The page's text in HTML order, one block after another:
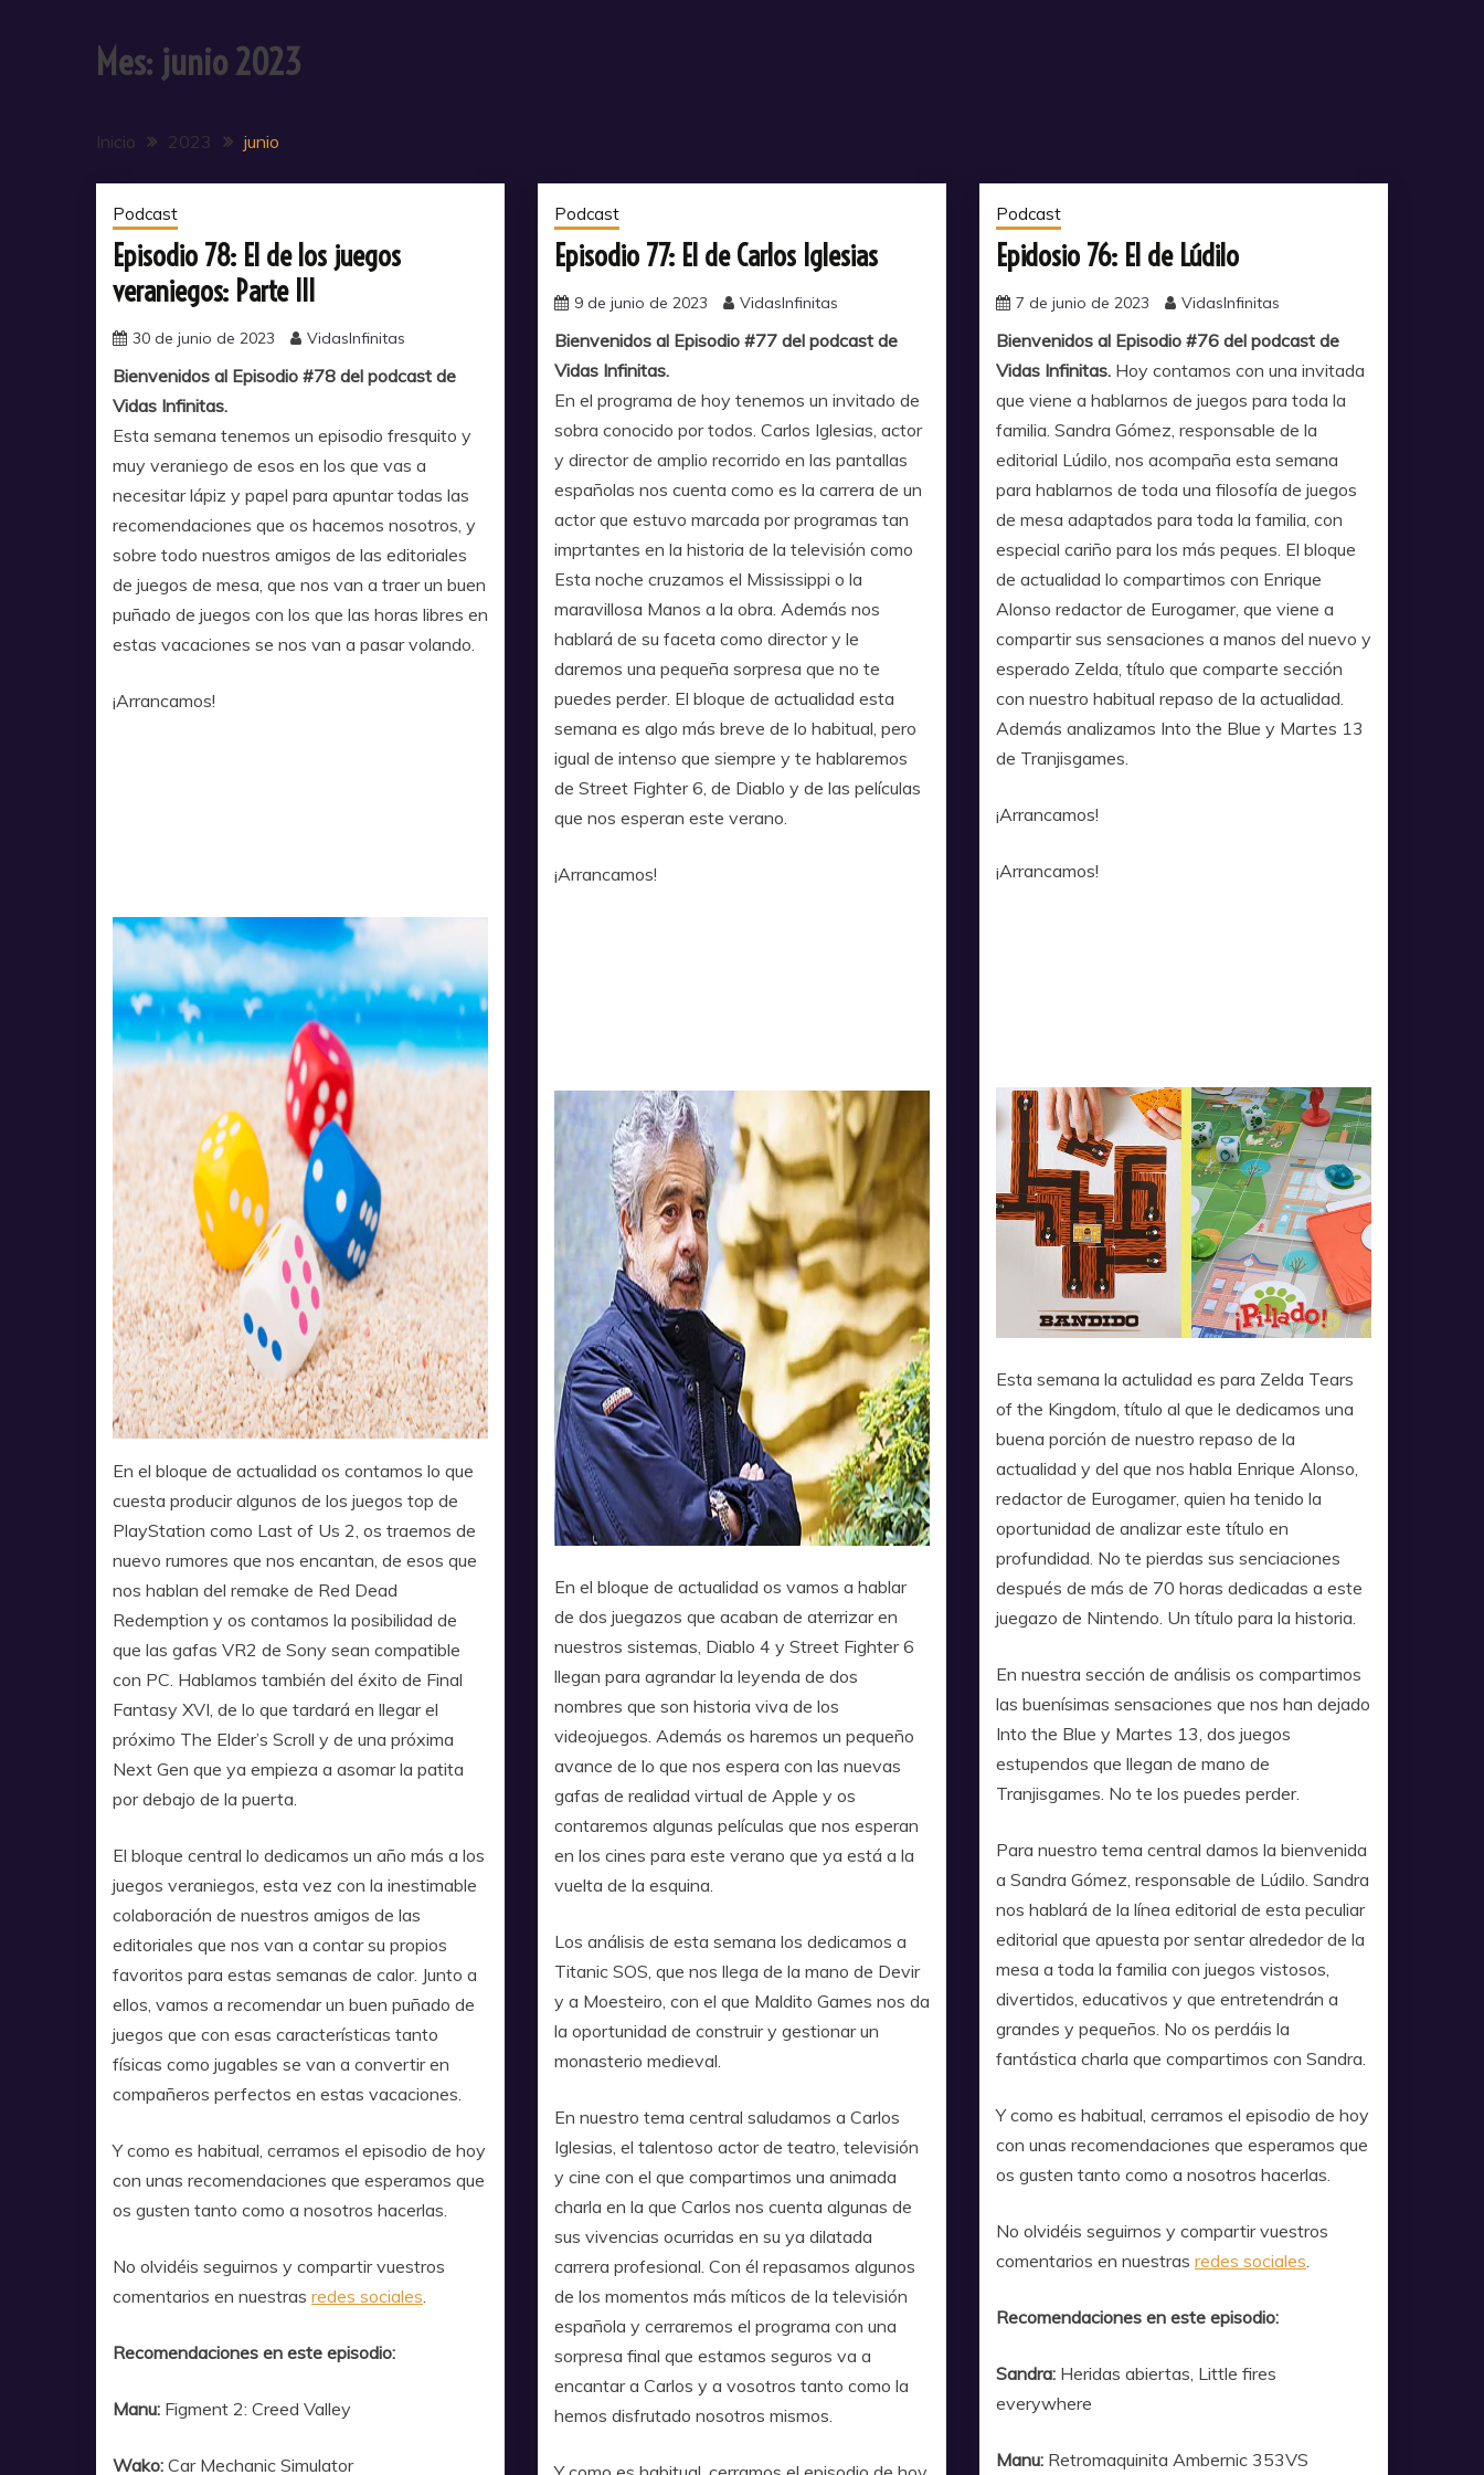
Mes: junio 2023
Inicio 2023 junio
Podcast
Episodio 78: El de los juegos
veraniegos: Parte III
30 de junio de 2023 VidasInfinitas
Bienvenidos al Episodio #78 del podcast de
Vidas Infinitas.
Esta semana tenemos un episodio fresquito y
muy veraniego de esos en los que vas a
necesitar lápiz y papel para apuntar todas las
recomendaciones que os hacemos nosotros, y
sobre todo nuestros amigos de las editoriales
de juegos de mesa, que nos van a traer un buen
puñado de juegos con los que las horas libres en
estas vacaciones se nos van a pasar volando.
¡Arrancamos!
En el bloque de actualidad os contamos lo que
cuesta producir algunos de los juegos top de
PlayStation como Last of Us 2, os traemos de
nuevo rumores que nos encantan, de esos que
nos hablan del remake de Red Dead
Redemption y os contamos la posibilidad de
que las gafas VR2 de Sony sean compatible
con PC. Hablamos también del éxito de Final
Fantasy XVI, de lo que tardará en llegar el
próximo The Elder’s Scroll y de una próxima
Next Gen que ya empieza a asomar la patita
por debajo de la puerta.
El bloque central lo dedicamos un año más a los
juegos veraniegos, esta vez con la inestimable
colaboración de nuestros amigos de las
editoriales que nos van a contar su propios
favoritos para estas semanas de calor. Junto a
ellos, vamos a recomendar un buen puñado de
juegos que con esas características tanto
físicas como jugables se van a convertir en
compañeros perfectos en estas vacaciones.
Y como es habitual, cerramos el episodio de hoy
con unas recomendaciones que esperamos que
os gusten tanto como a nosotros hacerlas.
No olvidéis seguirnos y compartir vuestros
comentarios en nuestras redes sociales.
Recomendaciones en este episodio:
Manu: Figment 2: Creed Valley
Wako: Car Mechanic Simulator
Podcast
Episodio 77: El de Carlos Iglesias
9 de junio de 2023 VidasInfinitas
Bienvenidos al Episodio #77 del podcast de
Vidas Infinitas.
En el programa de hoy tenemos un invitado de
sobra conocido por todos. Carlos Iglesias, actor
y director de amplio recorrido en las pantallas
españolas nos cuenta como es la carrera de un
actor que estuvo marcada por programas tan
imprtantes en la historia de la televisión como
Esta noche cruzamos el Mississippi o la
maravillosa Manos a la obra. Además nos
hablará de su faceta como director y le
daremos una pequeña sorpresa que no te
puedes perder. El bloque de actualidad esta
semana es algo más breve de lo habitual, pero
igual de intenso que siempre y te hablaremos
de Street Fighter 6, de Diablo y de las películas
que nos esperan este verano.
¡Arrancamos!
En el bloque de actualidad os vamos a hablar
de dos juegazos que acaban de aterrizar en
nuestros sistemas, Diablo 4 y Street Fighter 6
llegan para agrandar la leyenda de dos
nombres que son historia viva de los
videojuegos. Además os haremos un pequeño
avance de lo que nos espera con las nuevas
gafas de realidad virtual de Apple y os
contaremos algunas películas que nos esperan
en los cines para este verano que ya está a la
vuelta de la esquina.
Los análisis de esta semana los dedicamos a
Titanic SOS, que nos llega de la mano de Devir
y a Moesteiro, con el que Maldito Games nos da
la oportunidad de construir y gestionar un
monasterio medieval.
En nuestro tema central saludamos a Carlos
Iglesias, el talentoso actor de teatro, televisión
y cine con el que compartimos una animada
charla en la que Carlos nos cuenta algunas de
sus vivencias ocurridas en su ya dilatada
carrera profesional. Con él repasamos algunos
de los momentos más míticos de la televisión
española y cerraremos el programa con una
sorpresa final que estamos seguros va a
encantar a Carlos y a vosotros tanto como la
hemos disfrutado nosotros mismos.
Podcast
Epidosio 76: El de Lúdilo
7 de junio de 2023 VidasInfinitas
Bienvenidos al Episodio #76 del podcast de
Vidas Infinitas. Hoy contamos con una invitada
que viene a hablarnos de juegos para toda la
familia. Sandra Gómez, responsable de la
editorial Lúdilo, nos acompaña esta semana
para hablarnos de toda una filosofía de juegos
de mesa adaptados para toda la familia, con
especial cariño para los más peques. El bloque
de actualidad lo compartimos con Enrique
Alonso redactor de Eurogamer, que viene a
compartir sus sensaciones a manos del nuevo y
esperado Zelda, título que comparte sección
con nuestro habitual repaso de la actualidad.
Además analizamos Into the Blue y Martes 13
de Tranjisgames.
¡Arrancamos!
¡Arrancamos!
Esta semana la actulidad es para Zelda Tears
of the Kingdom, título al que le dedicamos una
buena porción de nuestro repaso de la
actualidad y del que nos habla Enrique Alonso,
redactor de Eurogamer, quien ha tenido la
oportunidad de analizar este título en
profundidad. No te pierdas sus senciaciones
después de más de 70 horas dedicadas a este
juegazo de Nintendo. Un título para la historia.
En nuestra sección de análisis os compartimos
las buenísimas sensaciones que nos han dejado
Into the Blue y Martes 13, dos juegos
estupendos que llegan de mano de
Tranjisgames. No te los puedes perder.
Para nuestro tema central damos la bienvenida
a Sandra Gómez, responsable de Lúdilo. Sandra
nos hablará de la línea editorial de esta peculiar
editorial que apuesta por sentar alrededor de la
mesa a toda la familia con juegos vistosos,
divertidos, educativos y que entretendrán a
grandes y pequeños. No os perdáis la
fantástica charla que compartimos con Sandra.
Y como es habitual, cerramos el episodio de hoy
con unas recomendaciones que esperamos que
os gusten tanto como a nosotros hacerlas.
No olvidéis seguirnos y compartir vuestros
comentarios en nuestras redes sociales.
Recomendaciones en este episodio:
Sandra: Heridas abiertas, Little fires
everywhere
Manu: Retromaquinita Ambernic 353VS